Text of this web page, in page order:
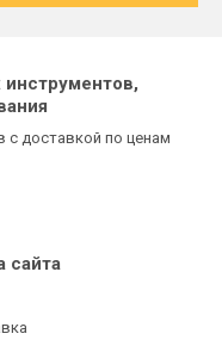
с доставкой по ценам
сайта